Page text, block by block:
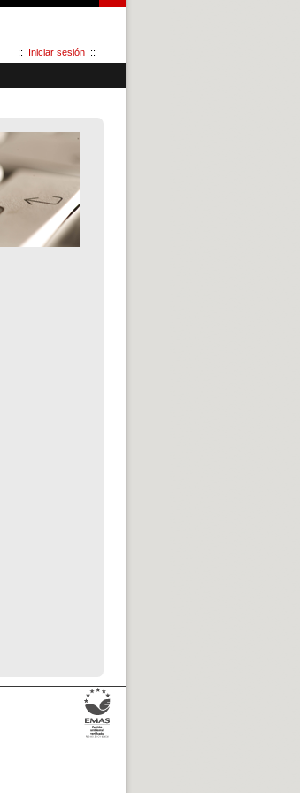
:: Iniciar sesión ::